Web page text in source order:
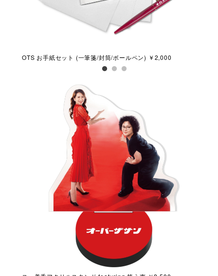
OTS お手紙セット (一筆箋/封筒/ボールペン) ￥2,000